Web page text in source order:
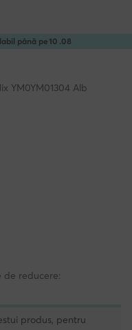
până pe10 .08
YM0YM01304 Alb
de reducere:
produs, pentru